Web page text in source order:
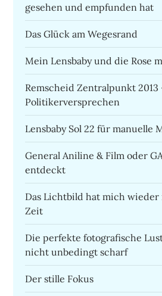
gesehen und empfunden hat
Das Glück am Wegesrand
Mein Lensbaby und die Rose
Remscheid Zentralpunkt 2013
Politikerversprechen
Lensbaby Sol 22 für manuelle
General Aniline & Film oder
entdeckt
Das Lichtbild hat mich
Zeit
Die perfekte fotografische
nicht unbedingt scharf
Der stille Fokus